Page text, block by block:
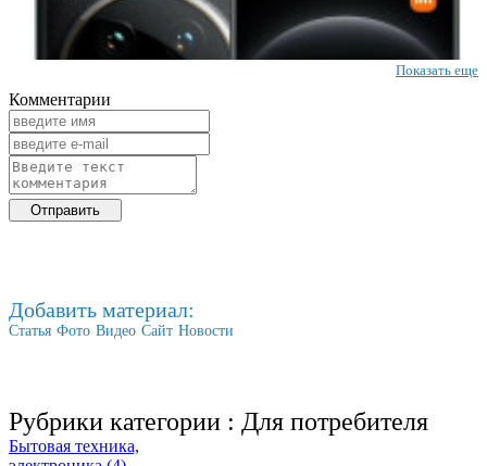
Показать еще
Комментарии
Добавить материал:
Статья Фото Видео Сайт Новости
Рубрики категории : Для потребителя
Бытовая техника,